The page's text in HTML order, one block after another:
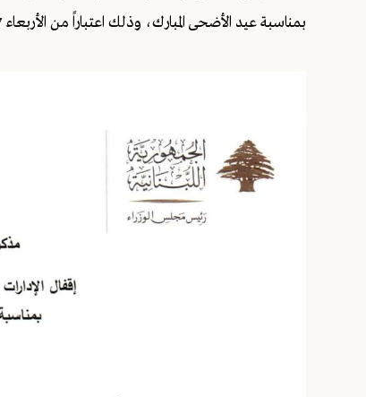
بمناسبة عيد الأضحى المبارك، وذلك اعتباراً من الأربعاء 27 أيار 2026 ولغاية الجمعة 29 أيار ضمناً.